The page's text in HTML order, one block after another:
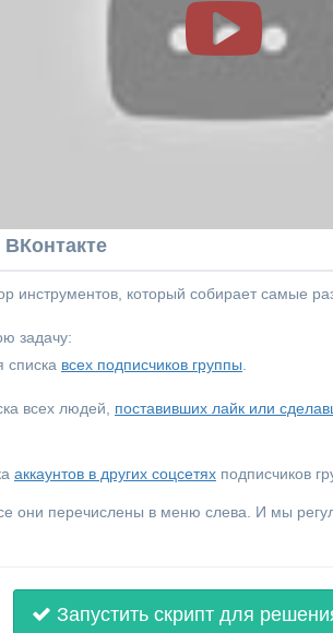
инструментов, который собирает самые
задачу:
списка всех подписчиков группы
всех людей, поставивших лайк или
аккаунтов в других соцсетях подписчиков
они перечислены в меню слева. И мы
Запустить скрипт для